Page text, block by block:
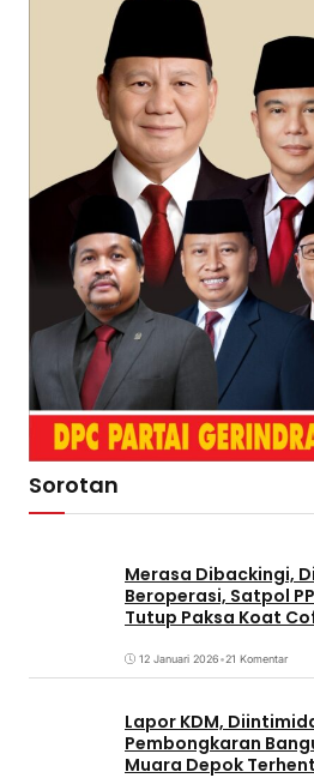
Sorotan
Merasa Dibackingi,
Beroperasi, Satpol
Tutup Paksa Koat
12 Januari 2026•21 Komentar
Lapor KDM,
Pembongkaran
Muara Depok